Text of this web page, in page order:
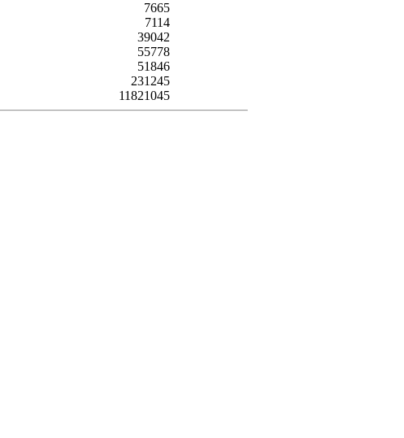
7665
7114
39042
55778
51846
231245
11821045